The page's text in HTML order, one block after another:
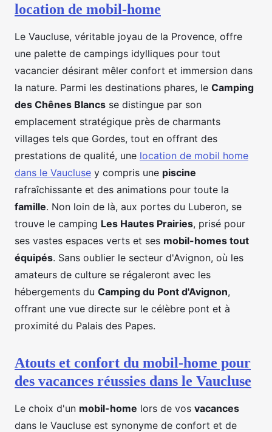
location de mobil-home
Le Vaucluse, véritable joyau de la Provence, offre
une palette de campings idylliques pour tout
vacancier désirant mêler confort et immersion dans
la nature. Parmi les destinations phares, le Camping
des Chênes Blancs se distingue par son
emplacement stratégique près de charmants
villages tels que Gordes, tout en offrant des
prestations de qualité, une location de mobil home
dans le Vaucluse y compris une piscine
rafraîchissante et des animations pour toute la
famille. Non loin de là, aux portes du Luberon, se
trouve le camping Les Hautes Prairies, prisé pour
ses vastes espaces verts et ses mobil-homes tout
équipés. Sans oublier le secteur d'Avignon, où les
amateurs de culture se régaleront avec les
hébergements du Camping du Pont d'Avignon,
offrant une vue directe sur le célèbre pont et à
proximité du Palais des Papes.
Atouts et confort du mobil-home pour
des vacances réussies dans le Vaucluse
Le choix d'un mobil-home lors de vos vacances
dans le Vaucluse est synonyme de confort et de